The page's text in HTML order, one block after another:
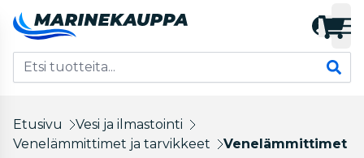
Etusivu
Vesi ja ilmastointi
Venelämmittimet ja tarvikkeet
Venelämmittimet